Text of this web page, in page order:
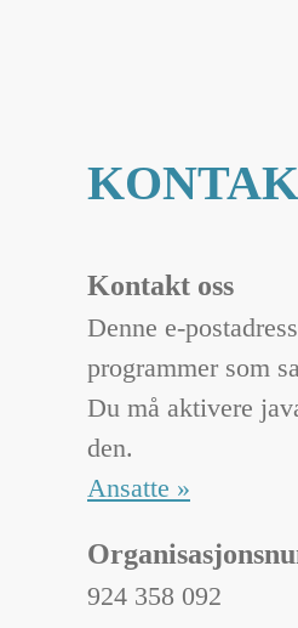
Kontakt oss
Denne e-
programmer som
Du må aktivere
den.
Ansatte »
924 358 092